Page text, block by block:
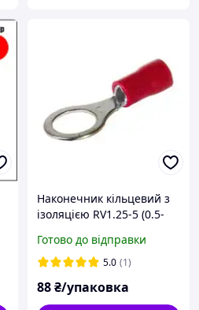
Наконечник кільцевий з
ізоляцією RV1.25-5 (0.5-
Ny95500073
Готово до відправки
5.0 (1)
88₴/упаковка